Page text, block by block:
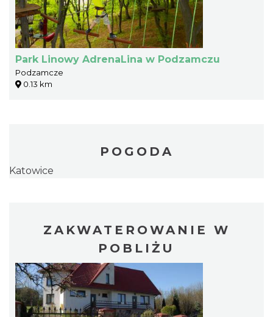
Park Linowy AdrenaLina w Podzamczu
Podzamcze
0.13 km
POGODA
Katowice
ZAKWATEROWANIE W
POBLIŻU